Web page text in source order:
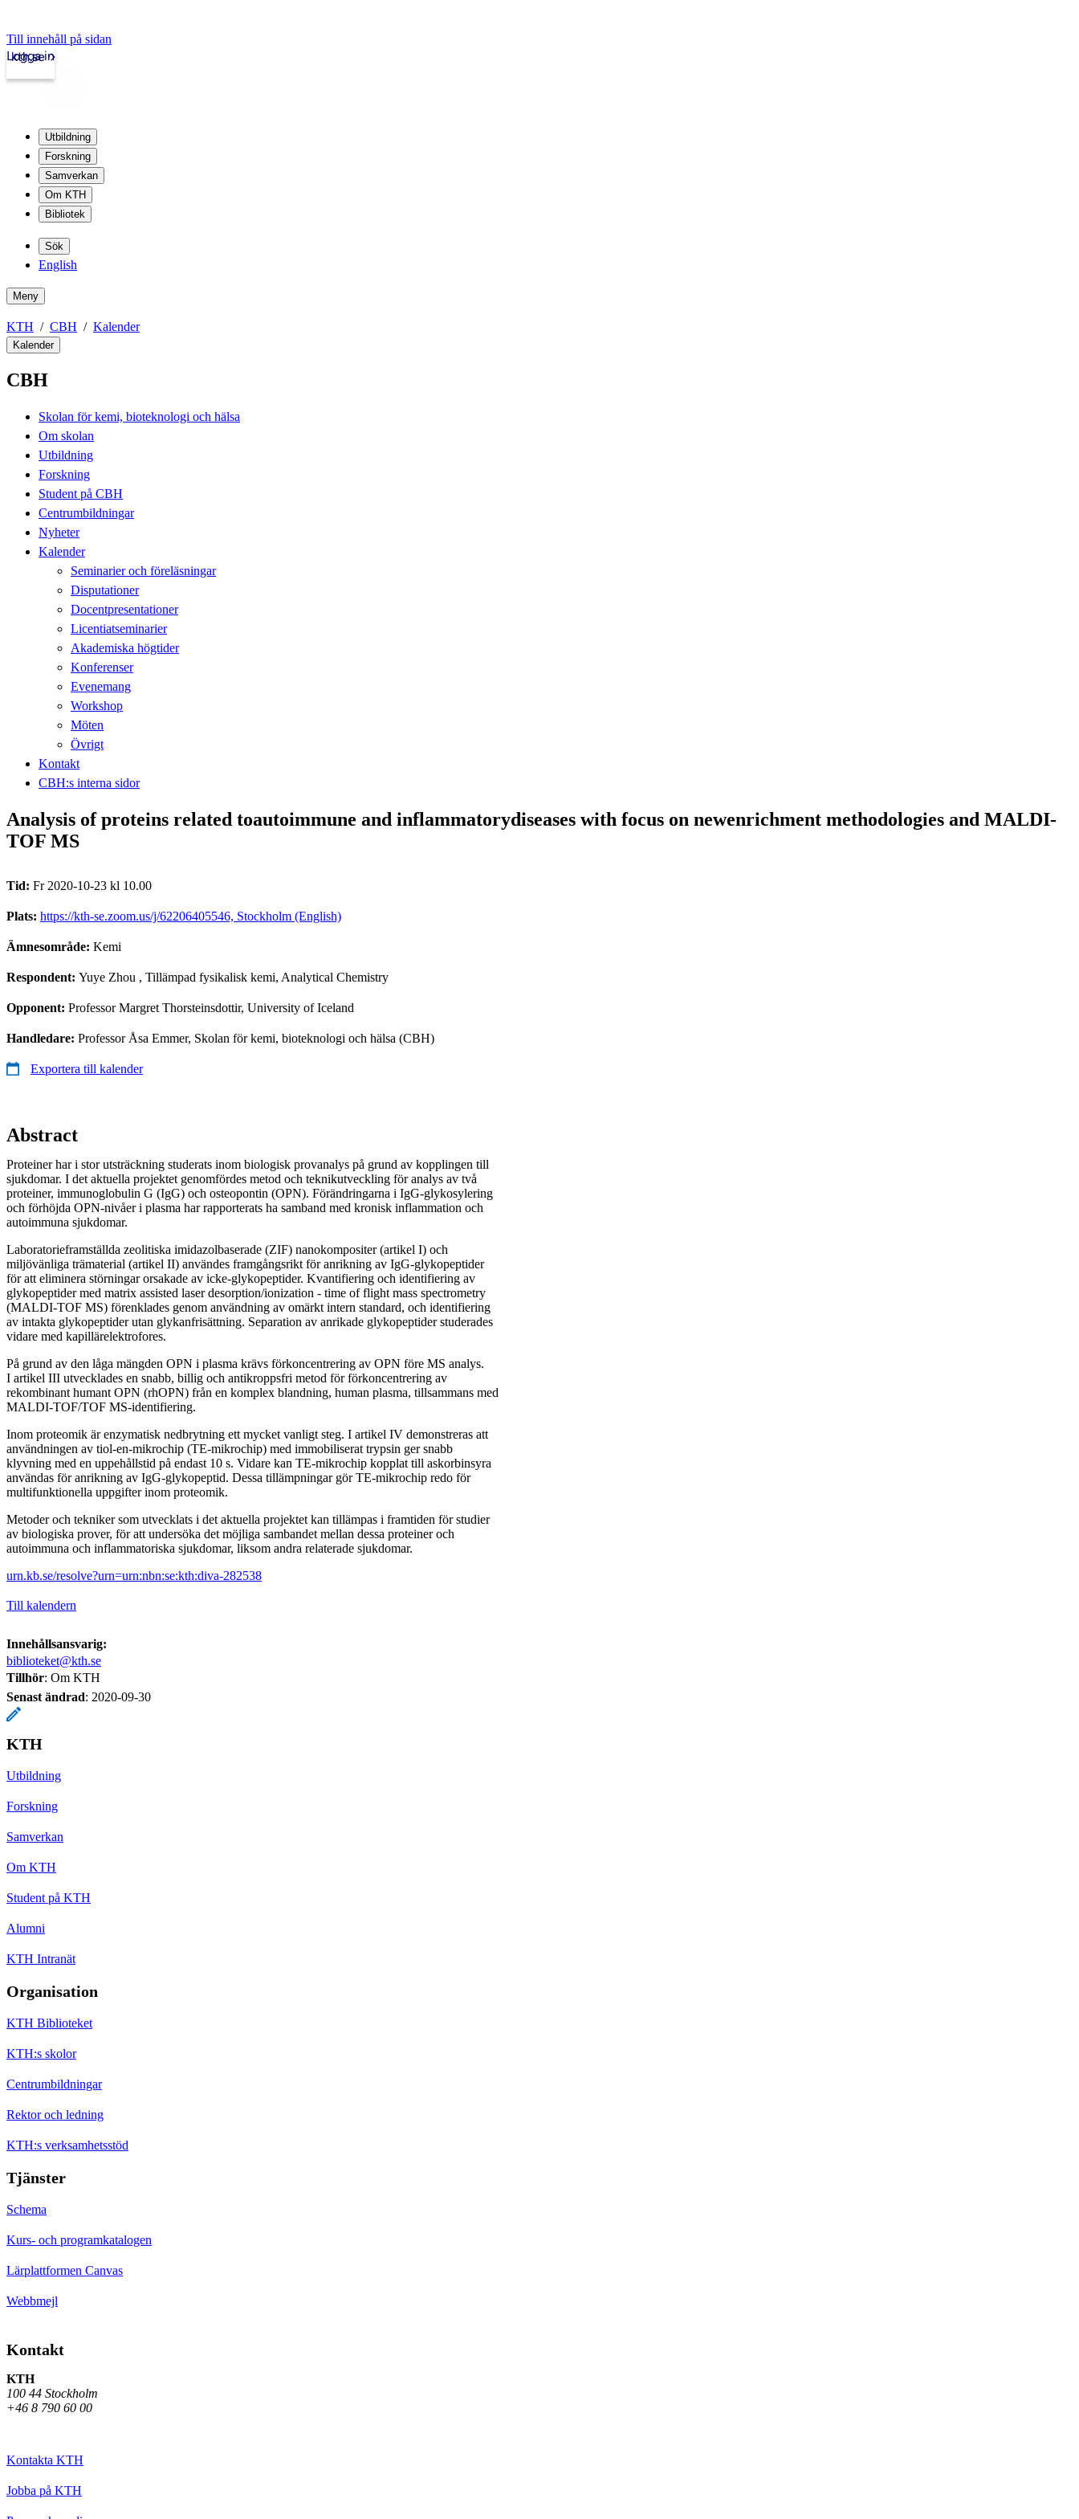
Till innehåll på sidan
kth.se
Logga in
Utbildning
Forskning
Samverkan
Om KTH
Bibliotek
Sök
English
Meny
KTH CBH Kalender
Kalender
CBH
Skolan för kemi, bioteknologi och hälsa
Om skolan
Utbildning
Forskning
Student på CBH
Centrumbildningar
Nyheter
Kalender
Seminarier och föreläsningar
Disputationer
Docentpresentationer
Licentiatseminarier
Akademiska högtider
Konferenser
Evenemang
Workshop
Möten
Övrigt
Kontakt
CBH:s interna sidor
Analysis of proteins related toautoimmune and inflammatorydiseases with focus on newenrichment methodologies and MALDI-
TOF MS
Tid: Fr 2020-10-23 kl 10.00
Plats: https://kth-se.zoom.us/j/62206405546, Stockholm (English)
Ämnesområde: Kemi
Respondent: Yuye Zhou , Tillämpad fysikalisk kemi, Analytical Chemistry
Opponent: Professor Margret Thorsteinsdottir, University of Iceland
Handledare: Professor Åsa Emmer, Skolan för kemi, bioteknologi och hälsa (CBH)
Exportera till kalender
Abstract
Proteiner har i stor utsträckning studerats inom biologisk provanalys på grund av kopplingen till
sjukdomar. I det aktuella projektet genomfördes metod och teknikutveckling för analys av två
proteiner, immunoglobulin G (IgG) och osteopontin (OPN). Förändringarna i IgG-glykosylering
och förhöjda OPN-nivåer i plasma har rapporterats ha samband med kronisk inflammation och
autoimmuna sjukdomar.
Laboratorieframställda zeolitiska imidazolbaserade (ZIF) nanokompositer (artikel I) och
miljövänliga trämaterial (artikel II) användes framgångsrikt för anrikning av IgG-glykopeptider
för att eliminera störningar orsakade av icke-glykopeptider. Kvantifiering och identifiering av
glykopeptider med matrix assisted laser desorption/ionization - time of flight mass spectrometry
(MALDI-TOF MS) förenklades genom användning av omärkt intern standard, och identifiering
av intakta glykopeptider utan glykanfrisättning. Separation av anrikade glykopeptider studerades
vidare med kapillärelektrofores.
På grund av den låga mängden OPN i plasma krävs förkoncentrering av OPN före MS analys.
I artikel III utvecklades en snabb, billig och antikroppsfri metod för förkoncentrering av
rekombinant humant OPN (rhOPN) från en komplex blandning, human plasma, tillsammans med
MALDI-TOF/TOF MS-identifiering.
Inom proteomik är enzymatisk nedbrytning ett mycket vanligt steg. I artikel IV demonstreras att
användningen av tiol-en-mikrochip (TE-mikrochip) med immobiliserat trypsin ger snabb
klyvning med en uppehållstid på endast 10 s. Vidare kan TE-mikrochip kopplat till askorbinsyra
användas för anrikning av IgG-glykopeptid. Dessa tillämpningar gör TE-mikrochip redo för
multifunktionella uppgifter inom proteomik.
Metoder och tekniker som utvecklats i det aktuella projektet kan tillämpas i framtiden för studier
av biologiska prover, för att undersöka det möjliga sambandet mellan dessa proteiner och
autoimmuna och inflammatoriska sjukdomar, liksom andra relaterade sjukdomar.
urn.kb.se/resolve?urn=urn:nbn:se:kth:diva-282538
Till kalendern
Innehållsansvarig:
biblioteket@kth.se
Tillhör: Om KTH
Senast ändrad: 2020-09-30
KTH
Utbildning
Forskning
Samverkan
Om KTH
Student på KTH
Alumni
KTH Intranät
Organisation
KTH Biblioteket
KTH:s skolor
Centrumbildningar
Rektor och ledning
KTH:s verksamhetsstöd
Tjänster
Schema
Kurs- och programkatalogen
Lärplattformen Canvas
Webbmejl
Kontakt
KTH
100 44 Stockholm
+46 8 790 60 00
Kontakta KTH
Jobba på KTH